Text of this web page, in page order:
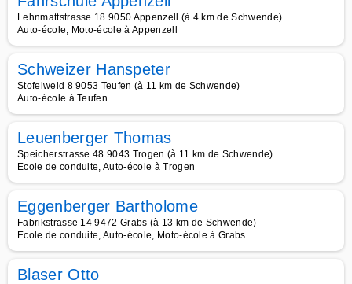
Lehnmattstrasse 18 9050 Appenzell (à 4 km de Schwende)
Auto-école, Moto-école à Appenzell
Schweizer Hanspeter
Stofelweid 8 9053 Teufen (à 11 km de Schwende)
Auto-école à Teufen
Leuenberger Thomas
Speicherstrasse 48 9043 Trogen (à 11 km de Schwende)
Ecole de conduite, Auto-école à Trogen
Eggenberger Bartholome
Fabrikstrasse 14 9472 Grabs (à 13 km de Schwende)
Ecole de conduite, Auto-école, Moto-école à Grabs
Blaser Otto